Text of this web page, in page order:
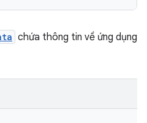
chứa thông tin về ứng dụng